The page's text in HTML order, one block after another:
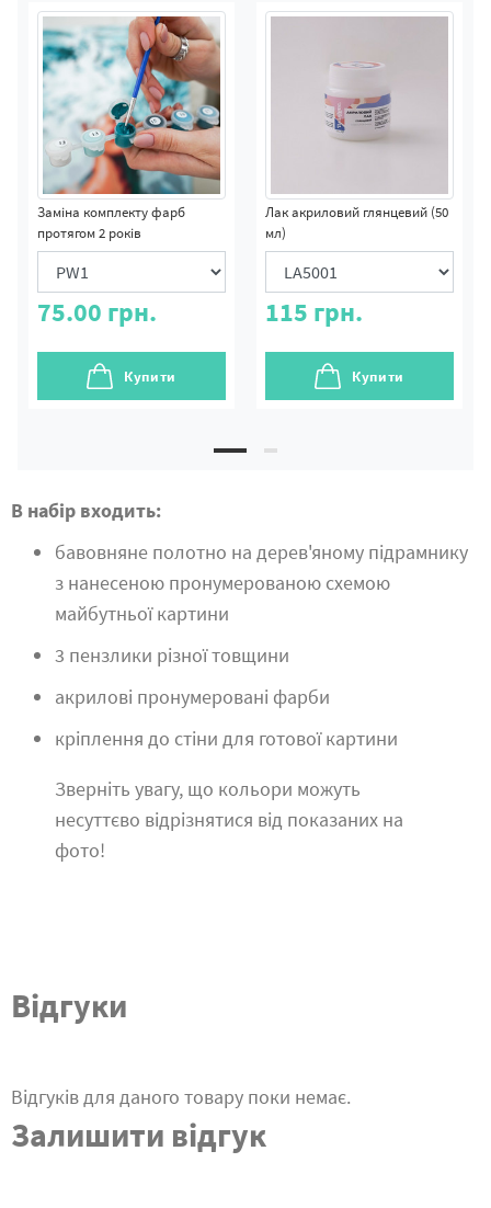
Заміна комплекту фарб
протягом 2 років
75.00 грн.
Купити
Лак акриловий глянцевий (50
мл)
115 грн.
Купити
В набір входить:
бавовняне полотно на дерев'яному підрамнику
з нанесеною пронумерованою схемою
майбутньої картини
3 пензлики різної товщини
акрилові пронумеровані фарби
кріплення до стіни для готової картини
Зверніть увагу, що кольори можуть
несуттєво відрізнятися від показаних на
фото!
Відгуки
Відгуків для даного товару поки немає.
Залишити відгук